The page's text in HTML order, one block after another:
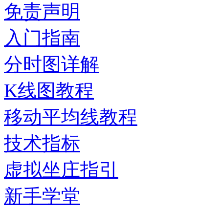
免责声明
入门指南
分时图详解
K线图教程
移动平均线教程
技术指标
虚拟坐庄指引
新手学堂